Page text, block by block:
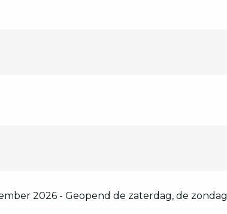
2026 - Geopend de zaterdag, de zondag